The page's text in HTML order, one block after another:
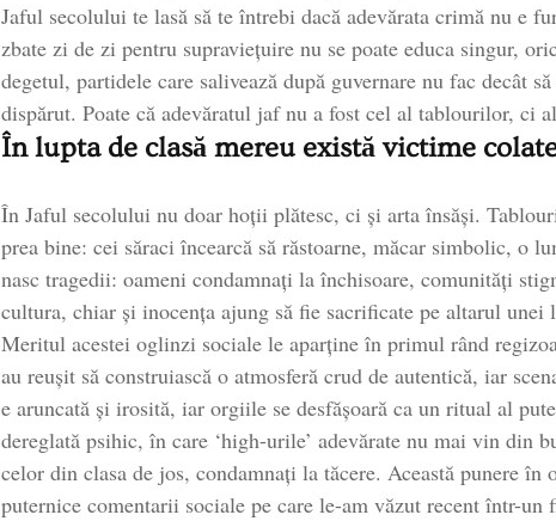
Jaful secolului te lasă să te întrebi dacă adevărata crimă nu e
zbate zi de zi pentru supraviețuire nu se poate educa singur,
degetul, partidele care salivează după guvernare nu fac decât
dispărut. Poate că adevăratul jaf nu a fost cel al tablourilor, ci
În lupta de clasă mereu există victime
În Jaful secolului nu doar hoții plătesc, ci și arta însăși.
prea bine: cei săraci încearcă să răstoarne, măcar simbolic, o
nasc tragedii: oameni condamnați la închisoare, comunități
cultura, chiar și inocența ajung să fie sacrificate pe altarul
Meritul acestei oglinzi sociale le aparține în primul rând
au reușit să construiască o atmosferă crud de autentică, iar
e aruncată și irosită, iar orgiile se desfășoară ca un ritual al
dereglată psihic, în care ‘high-urile’ adevărate nu mai vin
celor din clasa de jos, condamnați la tăcere. Această punere
puternice comentarii sociale pe care le-am văzut recent într-un